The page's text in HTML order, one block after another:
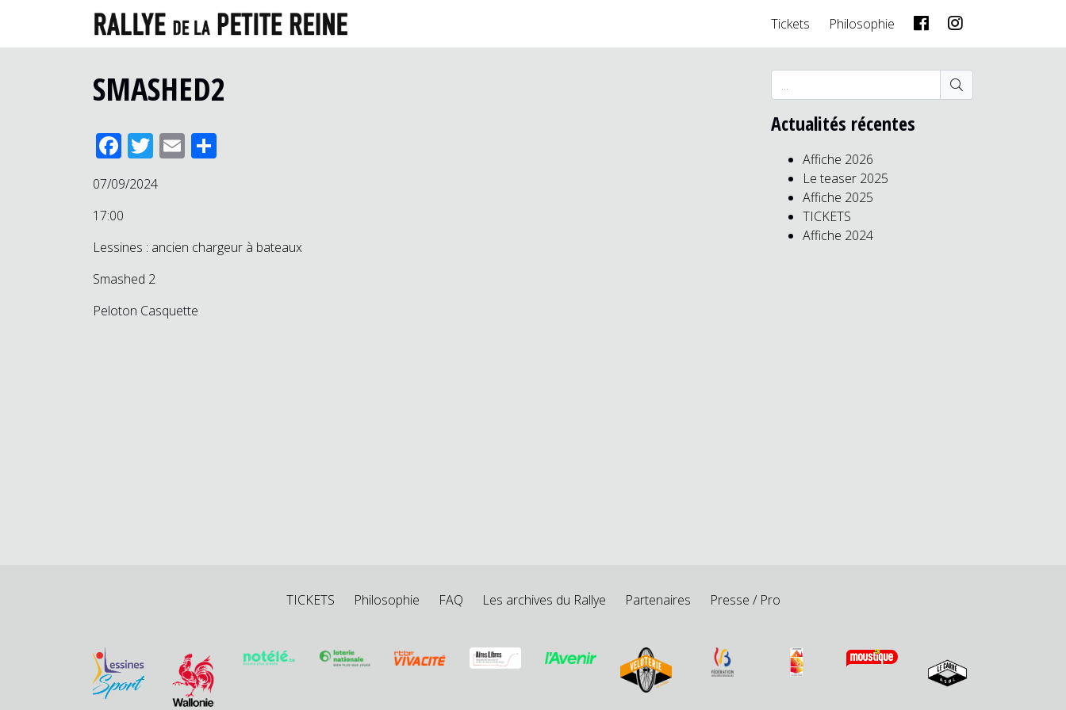
Tickets Philosophie
SMASHED2
Facebook
Twitter
Email
07/09/2024
17:00
Lessines : ancien chargeur à bateaux
Smashed 2
Peloton Casquette
Actualités récentes
Affiche 2026
Le teaser 2025
Affiche 2025
TICKETS
Affiche 2024
TICKETS Philosophie FAQ Les archives du Rallye Partenaires Presse / Pro